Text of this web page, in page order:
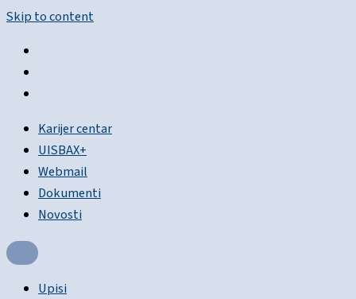
Skip to content
Karijer centar
UISBAX+
Webmail
Dokumenti
Novosti
Upisi